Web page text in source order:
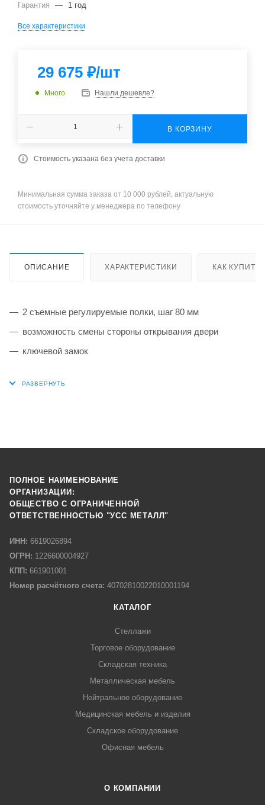
Гарантия
— 1 год
Все характеристики
29 675 ₽/шт
Много Нашли дешевле?
В КОРЗИНУ
Стоимость указана без учета доставки
Минимальная сумма заказа от 10 000 рублей, актуальную
стоимость уточняйте у менеджера по телефону
ОПИСАНИЕ ХАРАКТЕРИСТИКИ КАК КУПИТЬ
2 съемные регулируемые полки, шаг 80 мм
возможность смены стороны открывания двери
ключевой замок
ПОЛНОЕ НАИМЕНОВАНИЕ
ОРГАНИЗАЦИИ:
ОБЩЕСТВО С ОГРАНИЧЕННОЙ
ОТВЕТСТВЕННОСТЬЮ "УСС МЕТАЛЛ"
ИНН: 6619026894
ОГРН: 1226600004927
КПП: 661901001
Номер расчётного счета: 40702810022010001194
КАТАЛОГ
Стеллажи
Торговое оборудование
Складская техника
Металлическая мебель
Нейтральное оборудование
Медицинская мебель и изделия
Складское оборудование
Офисная мебель
О КОМПАНИИ